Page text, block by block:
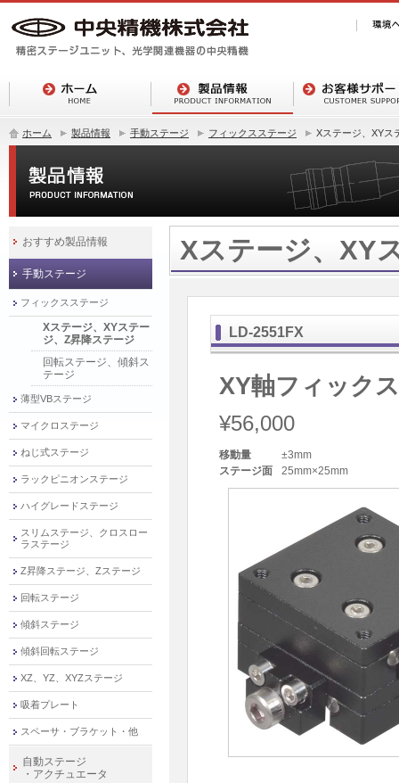
ホーム 製品情報 手動ステージ フィックスステージ Xステージ、XYス
Xステージ、XY
LD-2551FX
XY軸フィック
¥56,000
移動量
±3mm
ステージ面
25mm×25mm
おすすめ製品情報
手動ステージ
フィックスステージ
Xステージ、XYステー
ジ、Z昇降ステージ
回転ステージ、傾斜ス
テージ
薄型VBステージ
マイクロステージ
ねじ式ステージ
ラックピニオンステージ
ハイグレードステージ
スリムステージ、クロスロー
ラステージ
Z昇降ステージ、Zステージ
回転ステージ
傾斜ステージ
傾斜回転ステージ
XZ、YZ、XYZステージ
吸着プレート
スペーサ・ブラケット・他
自動ステージ
・アクチュエータ